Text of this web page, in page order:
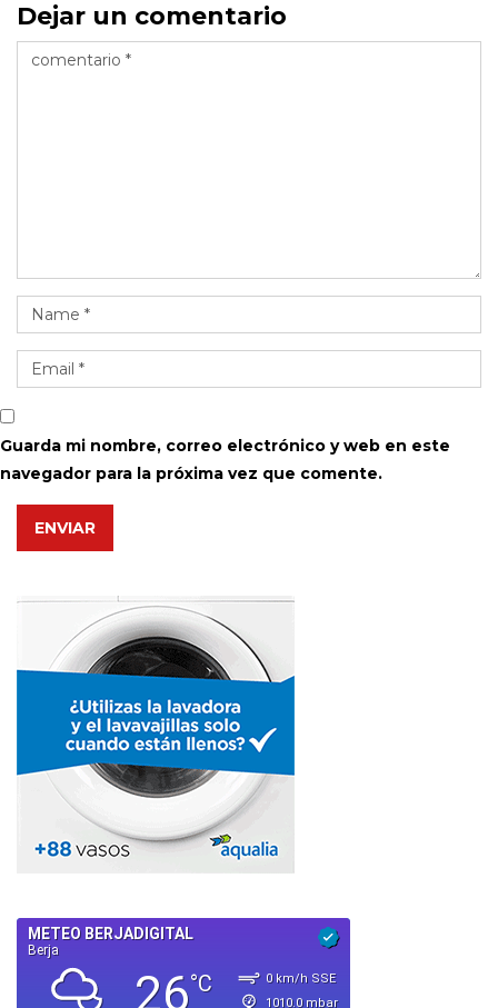
Dejar un comentario
Guarda mi nombre, correo electrónico y web en este
navegador para la próxima vez que comente.
ENVIAR